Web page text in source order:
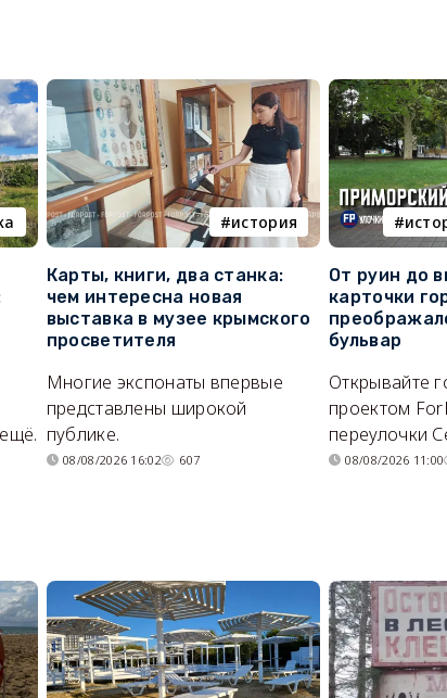
история
Карты, книги, два станка:
чем интересна новая
выставка в музее крымского
просветителя
Многие экспонаты впервые
представлены широкой
публике.
08/08/2026 16:02 607
От руин до
карточки
бульвар
Открывайте
проектом
переулочки
08/08/2026 11:00